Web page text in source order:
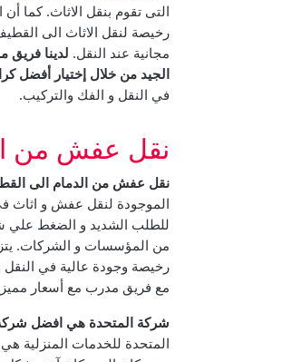
التى تقوم بنقل الاثاث. كما
رخيصة لنقل الاثاث الى
مجانية عند النقل. لدينا
الجيد من خلال إختيار أفضل
في النقل و الفك والتركيب.
نقل عفش من
نقل عفش من الدمام الى
الموجودة لنقل عفش و اثاث في
للطلب الشديد و الضغط علي
من المؤسسات و الشركات.
رخيصة وجودة عالية في النقل
مع فريق مدرب مع أسعار
شركة المتحدة هي افضل
المتحدة للخدمات